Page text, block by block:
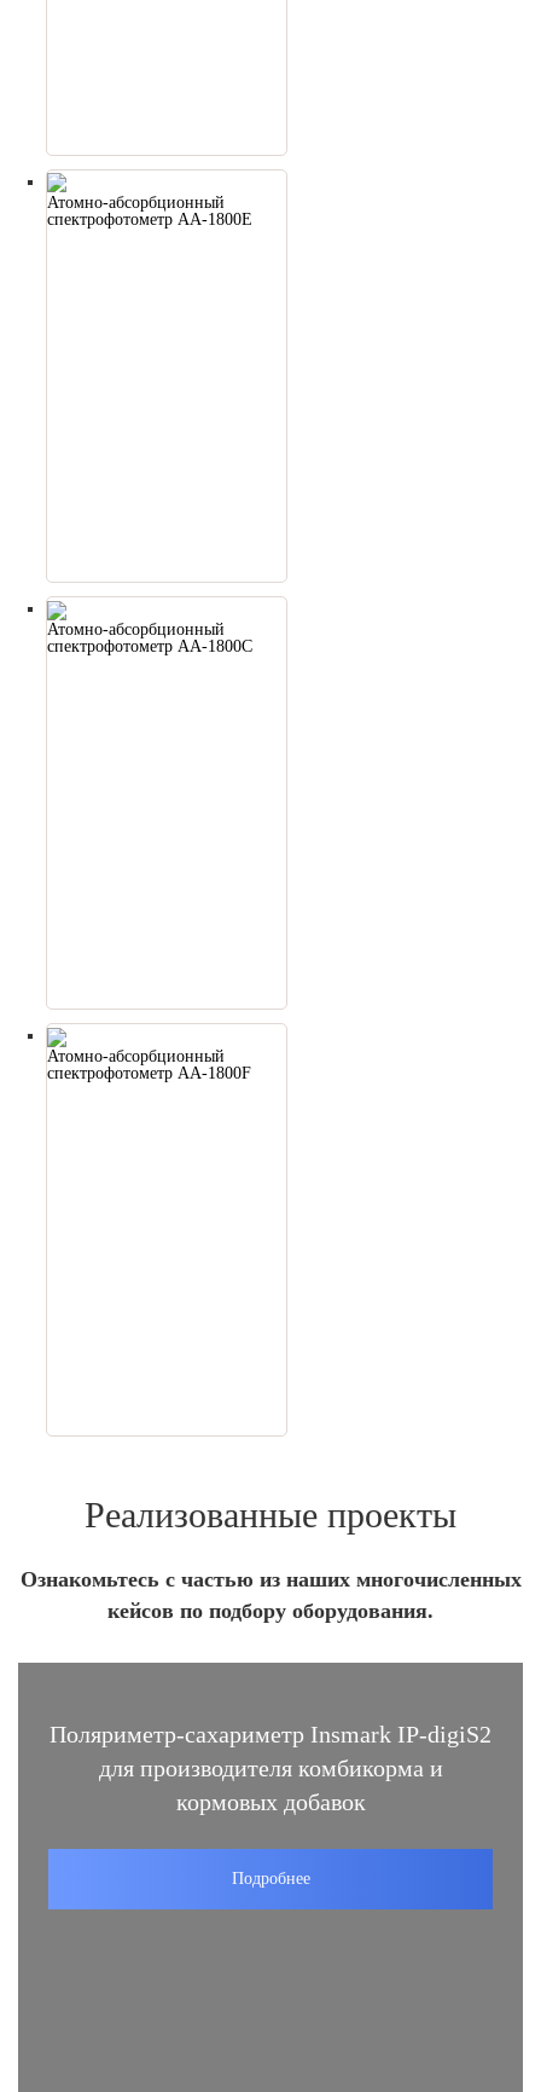
Атомно-абсорбционный
спектрофотометр AA-1800E
Атомно-абсорбционный
спектрофотометр AA-1800C
Атомно-абсорбционный
спектрофотометр АA-1800F
Реализованные проекты
Ознакомьтесь с частью из наших многочисленных
кейсов по подбору оборудования.
Поляриметр-сахариметр Insmark IP-digiS2
для производителя комбикорма и
кормовых добавок
Подробнее